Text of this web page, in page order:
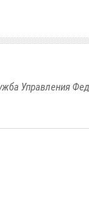
Управления